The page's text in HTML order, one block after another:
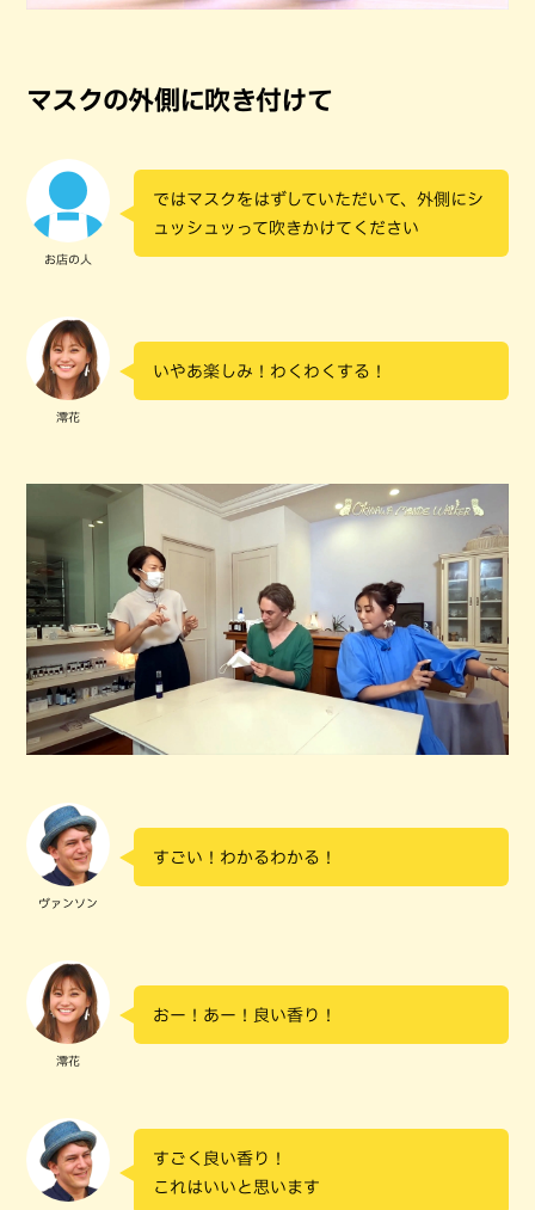
マスクの外側に吹き付けて
お店の人
ではマスクをはずしていただいて、外側にシ
ュッシュッって吹きかけてください
澪花
いやあ楽しみ！わくわくする！
ヴァンソン
すごい！わかるわかる！
澪花
おー！あー！良い香り！
すごく良い香り！
これはいいと思います